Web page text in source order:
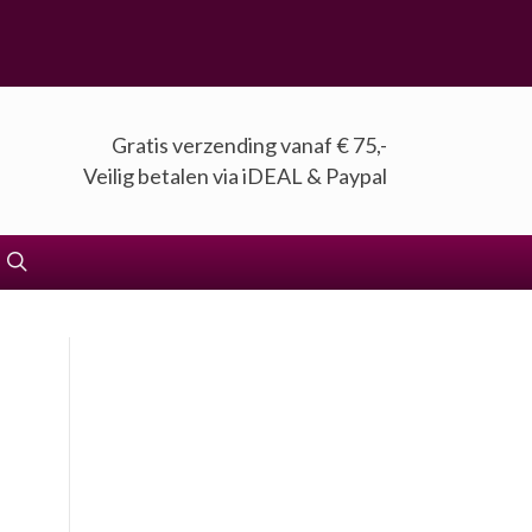
Gratis verzending vanaf € 75,-
Veilig betalen via iDEAL & Paypal